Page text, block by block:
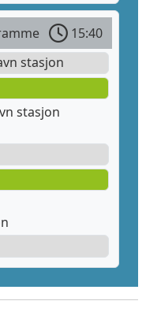
15:40
stasjon
stasjon